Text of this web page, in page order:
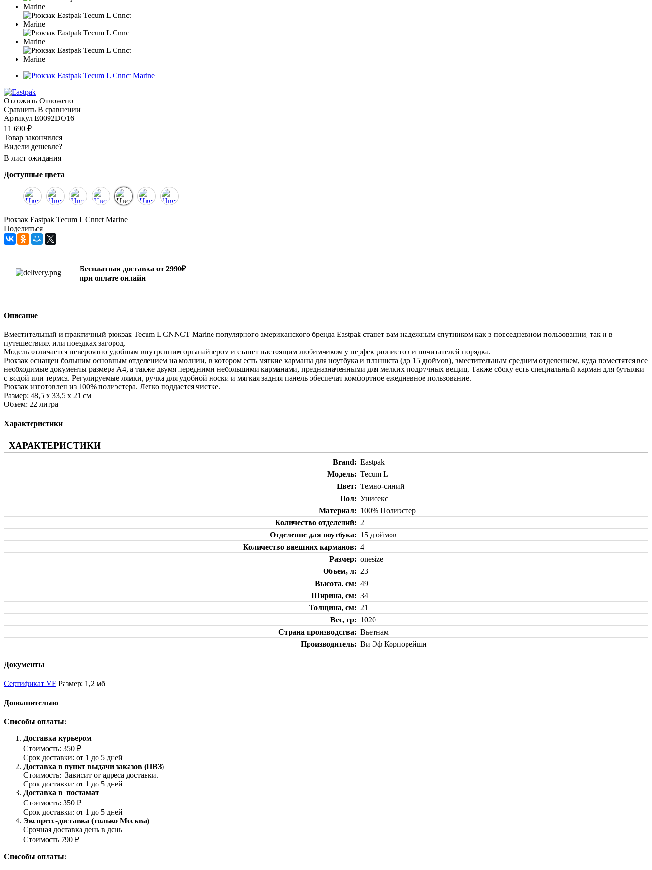
Отложить Отложено
Сравнить В сравнении
Артикул E0092DO16
11 690 ₽
Товар закончился
Видели дешевле?
В лист ожидания
Доступные цвета
Рюкзак Eastpak Tecum L Cnnct Marine
Поделиться
Бесплатная доставка от 2990₽
при оплате онлайн
Описание
Вместительный и практичный рюкзак Tecum L CNNCT Marine популярного американского бренда Eastpak станет вам надежным спутником как в повседневном пользовании, так и в
путешествиях или поездках загород.
Модель отличается невероятно удобным внутренним органайзером и станет настоящим любимчиком у перфекционистов и почитателей порядка.
Рюкзак оснащен большим основным отделением на молнии, в котором есть мягкие карманы для ноутбука и планшета (до 15 дюймов), вместительным средним отделением, куда поместятся все
необходимые документы размера А4, а также двумя передними небольшими карманами, предназначенными для мелких подручных вещиц. Также сбоку есть специальный карман для бутылки
с водой или термса. Регулируемые лямки, ручка для удобной носки и мягкая задняя панель обеспечат комфортное ежедневное пользование.
Рюкзак изготовлен из 100% полиэстера. Легко поддается чистке.
Размер: 48,5 х 33,5 х 21 см
Объем: 22 литра
Характеристики
ХАРАКТЕРИСТИКИ
Brand
Eastpak
Модель
Tecum L
Цвет
Темно-синий
Пол
Унисекс
Материал
100% Полиэстер
Количество отделений
2
Отделение для ноутбука
15 дюймов
Количество внешних карманов
4
Размер
onesize
Объем, л
23
Высота, см
49
Ширина, см
34
Толщина, см
21
Вес, гр
1020
Страна производства
Вьетнам
Производитель
Ви Эф Корпорейшн
Документы
Сертификат VF Размер: 1,2 мб
Дополнительно
Способы оплаты:
Доставка курьером
Стоимость: 350 ₽
Срок доставки: от 1 до 5 дней
Доставка в пункт выдачи заказов (ПВЗ)
Стоимость: Зависит от адреса доставки.
Срок доставки: от 1 до 5 дней
Доставка в постамат
Стоимость: 350 ₽
Срок доставки: от 1 до 5 дней
Экспресс-доставка (только Москва)
Срочная доставка день в день
Стоимость 790 ₽
Способы оплаты: